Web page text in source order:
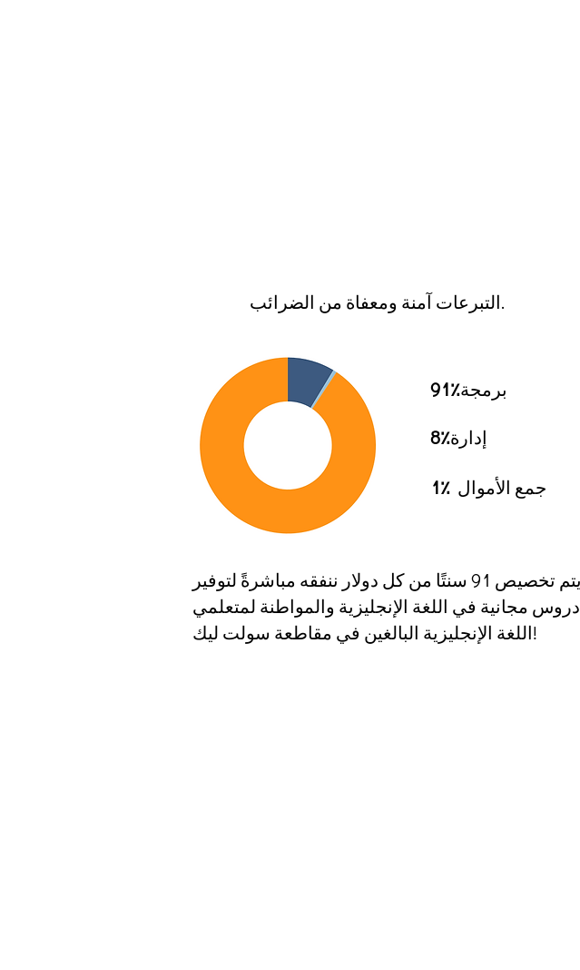
التبرعات آمنة ومعفاة من الضرائب.
91٪برمجة
8٪إدارة
1٪ جمع الأموال
يتم تخصيص 91 سنتًا من كل دولار ننفقه مباشرةً لتوفير
دروس مجانية في اللغة الإنجليزية والمواطنة لمتعلمي
اللغة الإنجليزية البالغين في مقاطعة سولت ليك!